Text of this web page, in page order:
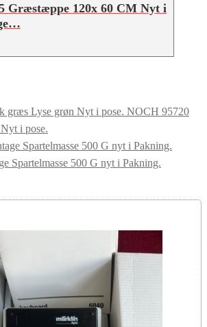
Græstæppe 120x 60 CM Nyt i
NOCH 95720
i pose.
Spartelmasse 500 G nyt i Pakning.